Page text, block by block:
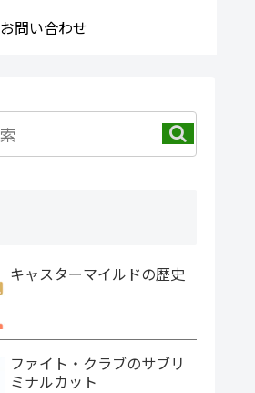
お問い合わせ
キャスターマイルドの歴史
ファイト・クラブのサブリ
ミナルカット